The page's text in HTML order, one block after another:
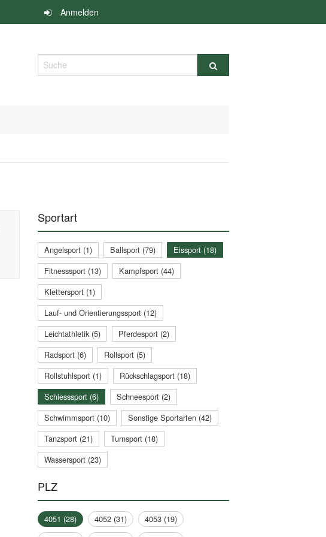
Anmelden
Suche
Sportart
Angelsport (1) Ballsport (79)
Eissport (18)
Fitnesssport (13)
Kampfsport (44)
Klettersport (1)
Lauf- und Orientierungssport (12)
Leichtathletik (5)
Pferdesport (2)
Radsport (6)
Rollsport (5)
Rollstuhlsport (1)
Rückschlagsport (18)
Schiesssport (6)
Schneesport (2)
Schwimmsport (10)
Sonstige Sportarten (42)
Tanzsport (21)
Turnsport (18)
Wassersport (23)
PLZ
4051 (28) 4052 (31)
4053 (19)